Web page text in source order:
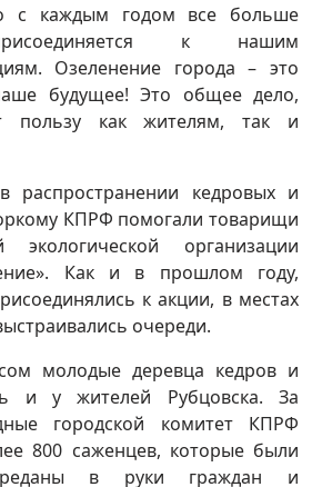
с каждым годом все больше
к нашим
Озеленение города – это
будущее! Это общее дело,
пользу как жителям, так и
распространении кедровых и
КПРФ помогали товарищи
организации
Как и в прошлом году,
к акции, в местах
очереди.
молодые деревца кедров и
и у жителей Рубцовска. За
городской комитет КПРФ
800 саженцев, которые были
в руки граждан и